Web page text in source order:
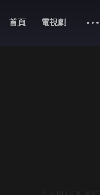
首頁 電視劇